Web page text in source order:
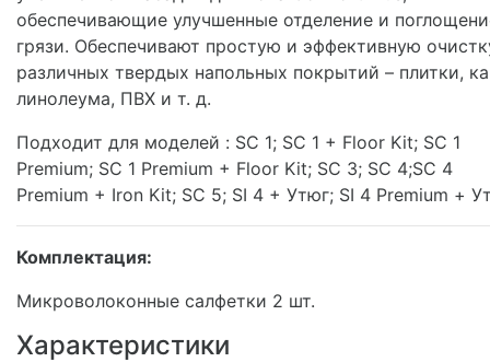
обеспечивающие улучшенные отделение и
грязи. Обеспечивают простую и эффективную
различных твердых напольных покрытий – плитки,
линолеума, ПВХ и т. д.
Подходит для моделей : SC 1; SC 1 + Floor Kit; SC 1
Premium; SC 1 Premium + Floor Kit; SC 3; SC 4;SC 4
Premium + Iron Kit; SC 5; SI 4 + Утюг; SI 4 Premium +
Комплектация:
Микроволоконные салфетки 2 шт.
Характеристики